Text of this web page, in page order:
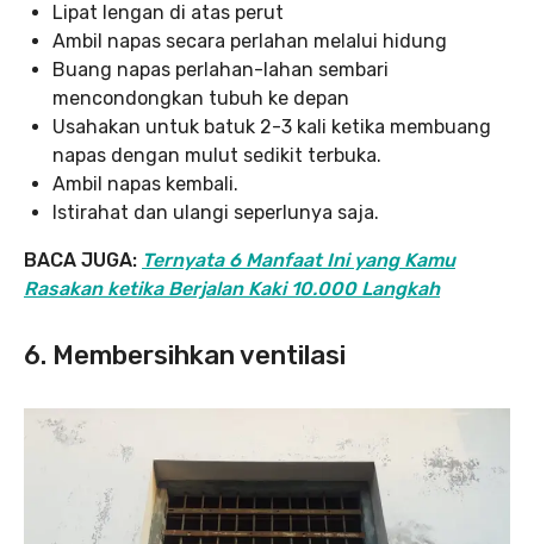
Lipat lengan di atas perut
Ambil napas secara perlahan melalui hidung
Buang napas perlahan-lahan sembari
mencondongkan tubuh ke depan
Usahakan untuk batuk 2-3 kali ketika membuang
napas dengan mulut sedikit terbuka.
Ambil napas kembali.
Istirahat dan ulangi seperlunya saja.
BACA JUGA: Ternyata 6 Manfaat Ini yang Kamu
Rasakan ketika Berjalan Kaki 10.000 Langkah
6. Membersihkan ventilasi